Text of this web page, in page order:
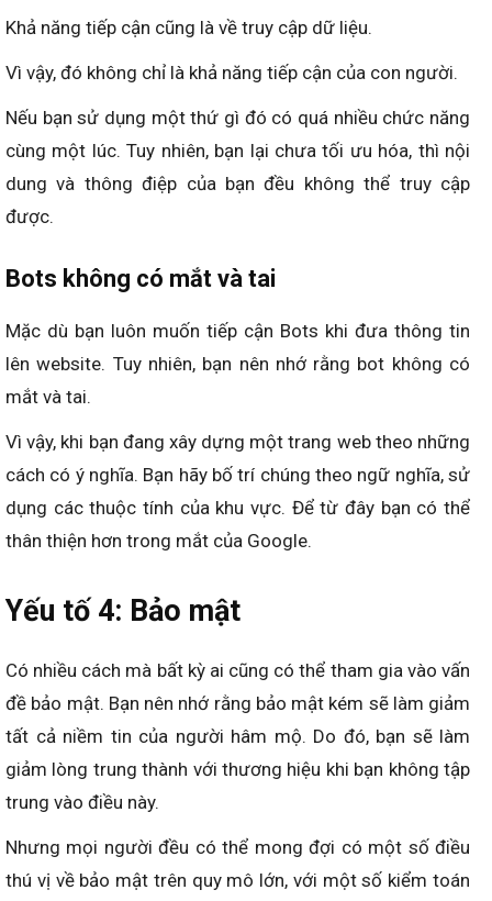
Khả năng tiếp cận cũng là về truy cập dữ liệu.
Vì vậy, đó không chỉ là khả năng tiếp cận của con người.
Nếu bạn sử dụng một thứ gì đó có quá nhiều chức năng
cùng một lúc. Tuy nhiên, bạn lại chưa tối ưu hóa, thì nội
dung và thông điệp của bạn đều không thể truy cập
được.
Bots không có mắt và tai
Mặc dù bạn luôn muốn tiếp cận Bots khi đưa thông tin
lên website. Tuy nhiên, bạn nên nhớ rằng bot không có
mắt và tai.
Vì vậy, khi bạn đang xây dựng một trang web theo những
cách có ý nghĩa. Bạn hãy bố trí chúng theo ngữ nghĩa, sử
dụng các thuộc tính của khu vực. Để từ đây bạn có thể
thân thiện hơn trong mắt của Google.
Yếu tố 4: Bảo mật
Có nhiều cách mà bất kỳ ai cũng có thể tham gia vào vấn
đề bảo mật. Bạn nên nhớ rằng bảo mật kém sẽ làm giảm
tất cả niềm tin của người hâm mộ. Do đó, bạn sẽ làm
giảm lòng trung thành với thương hiệu khi bạn không tập
trung vào điều này.
Nhưng mọi người đều có thể mong đợi có một số điều
thú vị về bảo mật trên quy mô lớn, với một số kiểm toán